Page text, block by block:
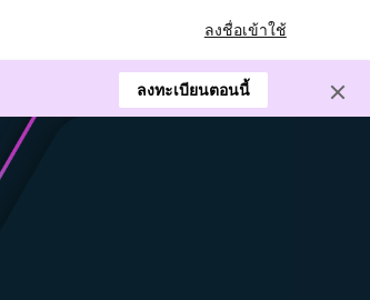
ลงชื่อเข้าใช้
ลงทะเบียนตอนนี้